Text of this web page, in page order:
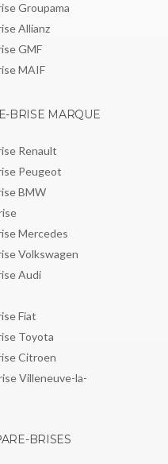
Groupama
Allianz
GMF
MAIF
BRISE MARQUE
Renault
Peugeot
BMW
Mercedes
Volkswagen
Audi
Fiat
Toyota
Citroen
Villeneuve-la-
BRISES